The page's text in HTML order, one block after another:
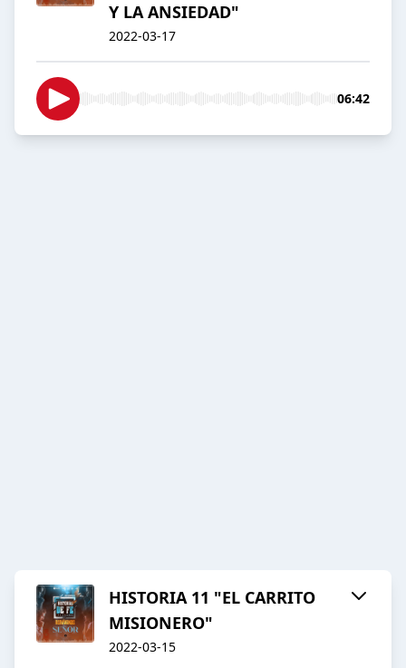
Y LA ANSIEDAD"
2022-03-17
06:42
HISTORIA 11 "EL CARRITO
MISIONERO"
2022-03-15